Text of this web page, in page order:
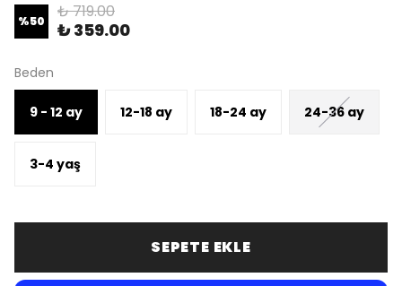
%50 ₺ 719.00
₺ 359.00
Beden
9 - 12 ay 12-18 ay 18-24 ay 24-36 ay
3-4 yaş
SEPETE EKLE